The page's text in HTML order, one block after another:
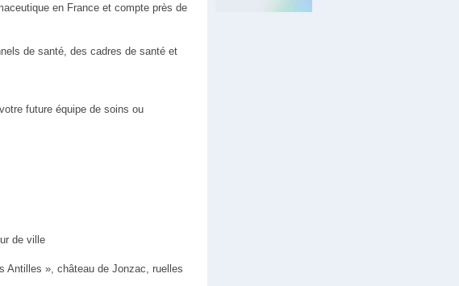
en France et compte près de
de santé, des cadres de santé et
future équipe de soins ou
de ville
Antilles », château de Jonzac, ruelles